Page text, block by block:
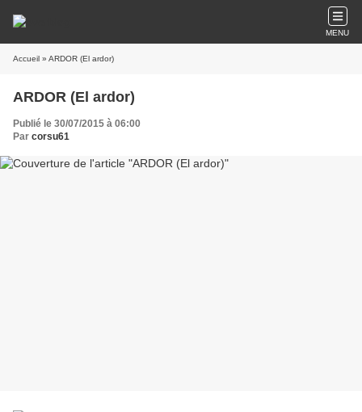
MENU
Accueil » ARDOR (El ardor)
ARDOR (El ardor)
Publié le 30/07/2015 à 06:00
Par corsu61